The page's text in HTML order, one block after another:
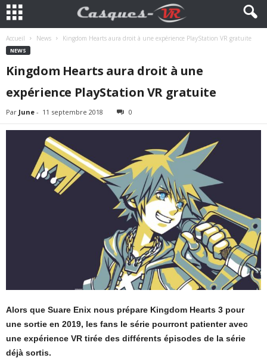
Accueil News Kingdom Hearts aura droit à une expérience PlayStation VR gratuite
NEWS
Kingdom Hearts aura droit à une
expérience PlayStation VR gratuite
Par June - 11 septembre 2018 0
Alors que Suare Enix nous prépare Kingdom Hearts 3 pour
une sortie en 2019, les fans le série pourront patienter avec
une expérience VR tirée des différents épisodes de la série
déjà sortis.